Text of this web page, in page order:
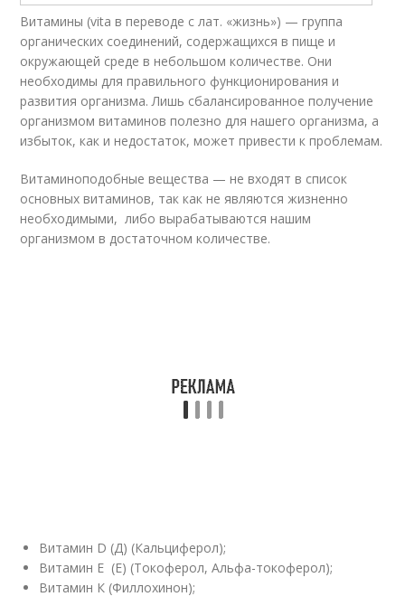
Витамины (vita в переводе с лат. «жизнь») — группа
органических соединений, содержащихся в пище и
окружающей среде в небольшом количестве. Они
необходимы для правильного функционирования и
развития организма. Лишь сбалансированное получение
организмом витаминов полезно для нашего организма, а
избыток, как и недостаток, может привести к проблемам.
Витаминоподобные вещества — не входят в список
основных витаминов, так как не являются жизненно
необходимыми, либо вырабатываются нашим
организмом в достаточном количестве.
Витамин D (Д) (Кальциферол);
Витамин Е (E) (Токоферол, Альфа-токоферол);
Витамин К (Филлохинон);